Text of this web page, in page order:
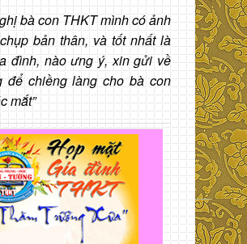
bà con THKT mình có ảnh
bản thân, và tốt nhất là
đình, nào ưng ý, xin gửi về
để chiềng làng cho bà con
mắt”